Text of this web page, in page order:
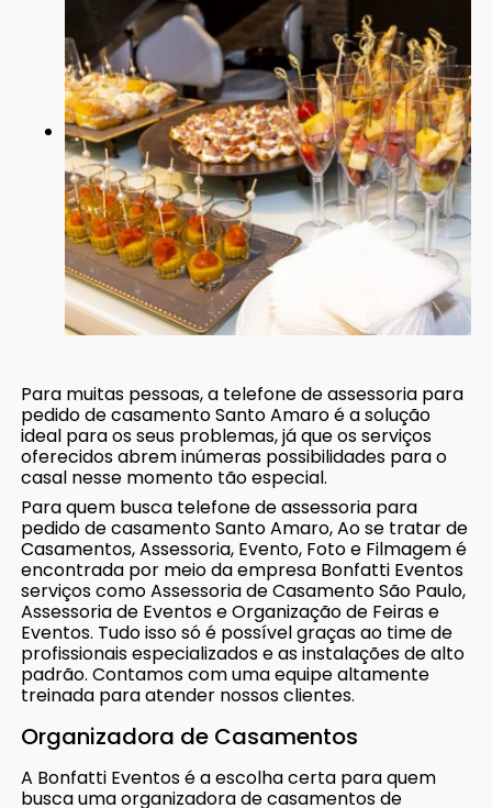
Para muitas pessoas, a telefone de assessoria para
pedido de casamento Santo Amaro é a solução
ideal para os seus problemas, já que os serviços
oferecidos abrem inúmeras possibilidades para o
casal nesse momento tão especial.
Para quem busca telefone de assessoria para
pedido de casamento Santo Amaro, Ao se tratar de
Casamentos, Assessoria, Evento, Foto e Filmagem é
encontrada por meio da empresa Bonfatti Eventos
serviços como Assessoria de Casamento São Paulo,
Assessoria de Eventos e Organização de Feiras e
Eventos. Tudo isso só é possível graças ao time de
profissionais especializados e as instalações de alto
padrão. Contamos com uma equipe altamente
treinada para atender nossos clientes.
Organizadora de Casamentos
A Bonfatti Eventos é a escolha certa para quem
busca uma organizadora de casamentos de